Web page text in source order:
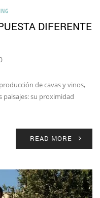
DIFERENTE
de cavas y vinos,
su proximidad
READ MORE